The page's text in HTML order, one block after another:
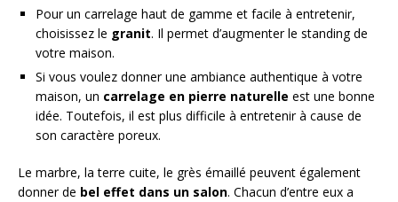
Pour un carrelage haut de gamme et facile à entretenir,
choisissez le granit. Il permet d’augmenter le standing de
votre maison.
Si vous voulez donner une ambiance authentique à votre
maison, un carrelage en pierre naturelle est une bonne
idée. Toutefois, il est plus difficile à entretenir à cause de
son caractère poreux.
Le marbre, la terre cuite, le grès émaillé peuvent également
donner de bel effet dans un salon. Chacun d’entre eux a